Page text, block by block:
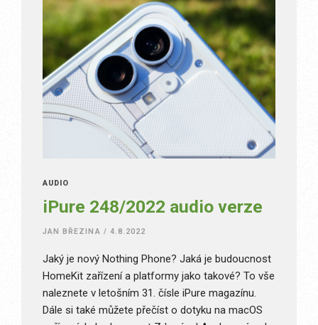
AUDIO
iPure 248/2022 audio verze
JAN BŘEZINA / 4.8.2022
Jaký je nový Nothing Phone? Jaká je budoucnost
HomeKit zařízení a platformy jako takové? To vše
naleznete v letošním 31. čísle iPure magazínu.
Dále si také můžete přečíst o dotyku na macOS